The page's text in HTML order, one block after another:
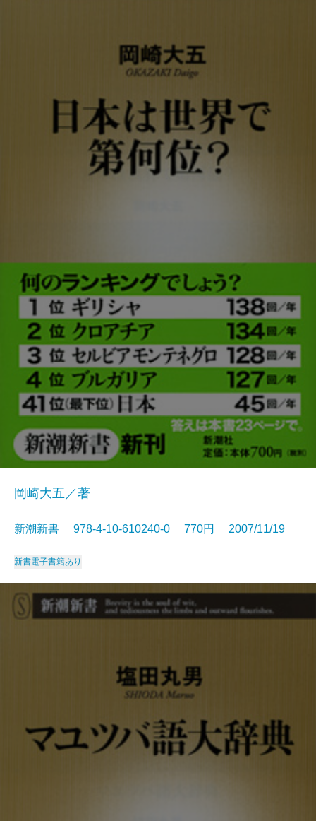
岡崎大五／著
新潮新書 978-4-10-610240-0 770円 2007/11/19
新書電子書籍あり